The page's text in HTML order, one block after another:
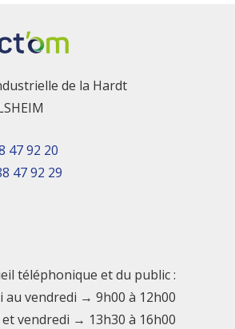
de la Hardt
47 92 20
47 92 29
téléphonique et du public :
au vendredi → 9h00 à 12h00
vendredi → 13h30 à 16h00